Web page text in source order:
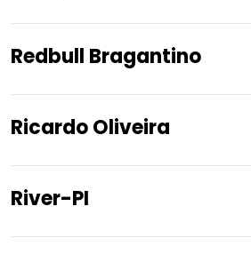
Redbull Bragantino
Ricardo Oliveira
River-PI